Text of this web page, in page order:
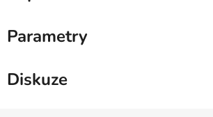
Parametry
Diskuze